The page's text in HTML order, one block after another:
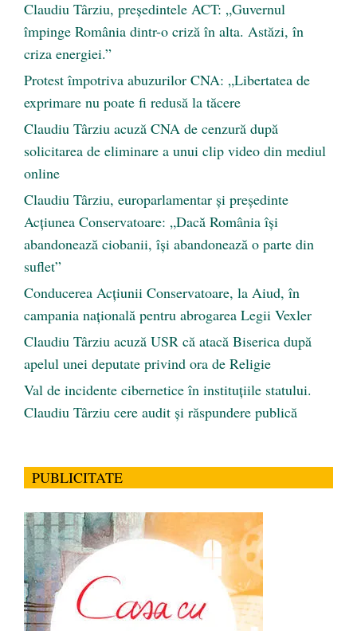
Claudiu Târziu, președintele ACT: „Guvernul
împinge România dintr-o criză în alta. Astăzi, în
criza energiei.”
Protest împotriva abuzurilor CNA: „Libertatea de
exprimare nu poate fi redusă la tăcere
Claudiu Târziu acuză CNA de cenzură după
solicitarea de eliminare a unui clip video din mediul
online
Claudiu Târziu, europarlamentar și președinte
Acțiunea Conservatoare: „Dacă România își
abandonează ciobanii, își abandonează o parte din
suflet”
Conducerea Acțiunii Conservatoare, la Aiud, în
campania națională pentru abrogarea Legii Vexler
Claudiu Târziu acuză USR că atacă Biserica după
apelul unei deputate privind ora de Religie
Val de incidente cibernetice în instituțiile statului.
Claudiu Târziu cere audit și răspundere publică
PUBLICITATE